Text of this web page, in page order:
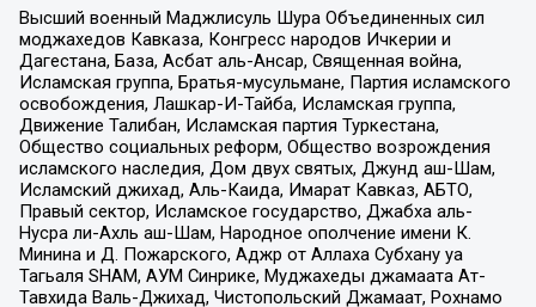
Высший военный Маджлисуль Шура Объединенных сил
моджахедов Кавказа, Конгресс народов Ичкерии и
Дагестана, База, Асбат аль-Ансар, Священная война,
Исламская группа, Братья-мусульмане, Партия исламского
освобождения, Лашкар-И-Тайба, Исламская группа,
Движение Талибан, Исламская партия Туркестана,
Общество социальных реформ, Общество возрождения
исламского наследия, Дом двух святых, Джунд аш-Шам,
Исламский джихад, Аль-Каида, Имарат Кавказ, АБТО,
Правый сектор, Исламское государство, Джабха аль-
Нусра ли-Ахль аш-Шам, Народное ополчение имени К.
Минина и Д. Пожарского, Аджр от Аллаха Субхану уа
Тагьаля SHAM, АУМ Синрике, Муджахеды джамаата Ат-
Тавхида Валь-Джихад, Чистопольский Джамаат, Рохнамо